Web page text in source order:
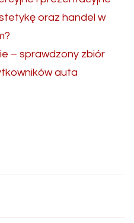
oraz handel w
– sprawdzony zbiór
auta